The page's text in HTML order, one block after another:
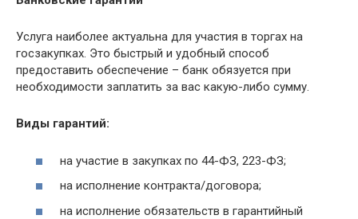
Услуга наиболее актуальна для участия в торгах на
госзакупках. Это быстрый и удобный способ
предоставить обеспечение – банк обязуется при
необходимости заплатить за вас какую-либо сумму.
Виды гарантий:
на участие в закупках по 44-ФЗ, 223-ФЗ;
на исполнение контракта/договора;
на исполнение обязательств в гарантийный